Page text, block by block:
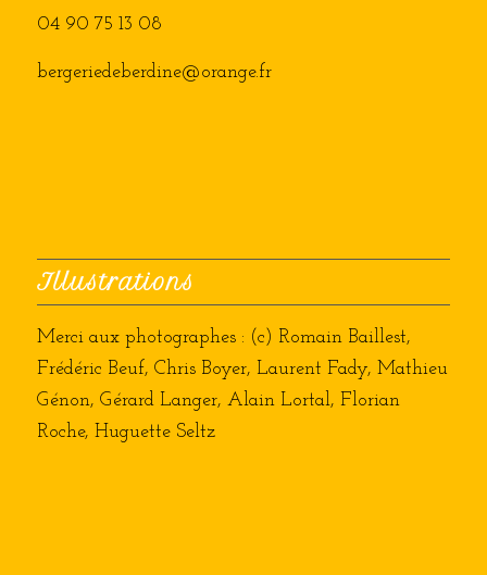
04 90 75 13 08
bergeriedeberdine@orange.fr
Illustrations
Merci aux photographes : (c) Romain Baillest,
Frédéric Beuf, Chris Boyer, Laurent Fady, Mathieu
Génon, Gérard Langer, Alain Lortal, Florian
Roche, Huguette Seltz